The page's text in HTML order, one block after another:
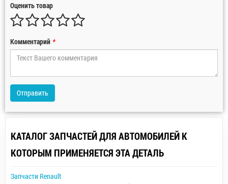
Оценить товар
Комментарий *
Отправить
КАТАЛОГ ЗАПЧАСТЕЙ ДЛЯ АВТОМОБИЛЕЙ К
КОТОРЫМ ПРИМЕНЯЕТСЯ ЭТА ДЕТАЛЬ
Запчасти Renault